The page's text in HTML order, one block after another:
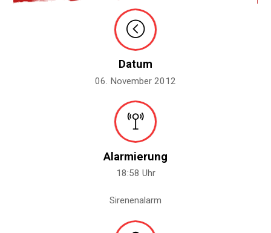
Datum
06. November 2012
Alarmierung
18:58 Uhr
Sirenenalarm